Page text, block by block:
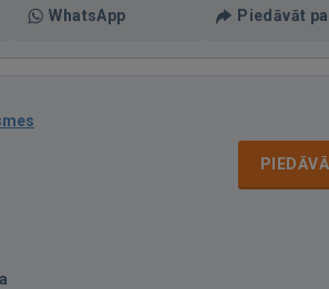
WhatsApp Piedāvāt